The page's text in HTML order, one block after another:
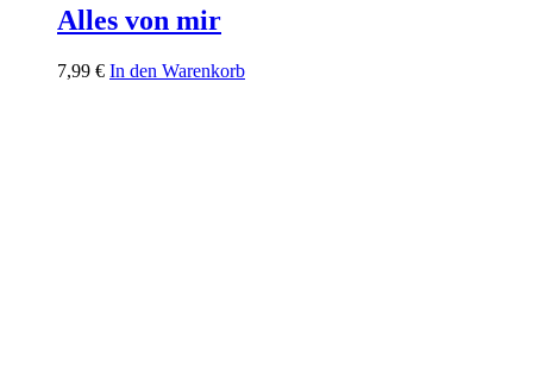
Alles von mir
7,99 € In den Warenkorb